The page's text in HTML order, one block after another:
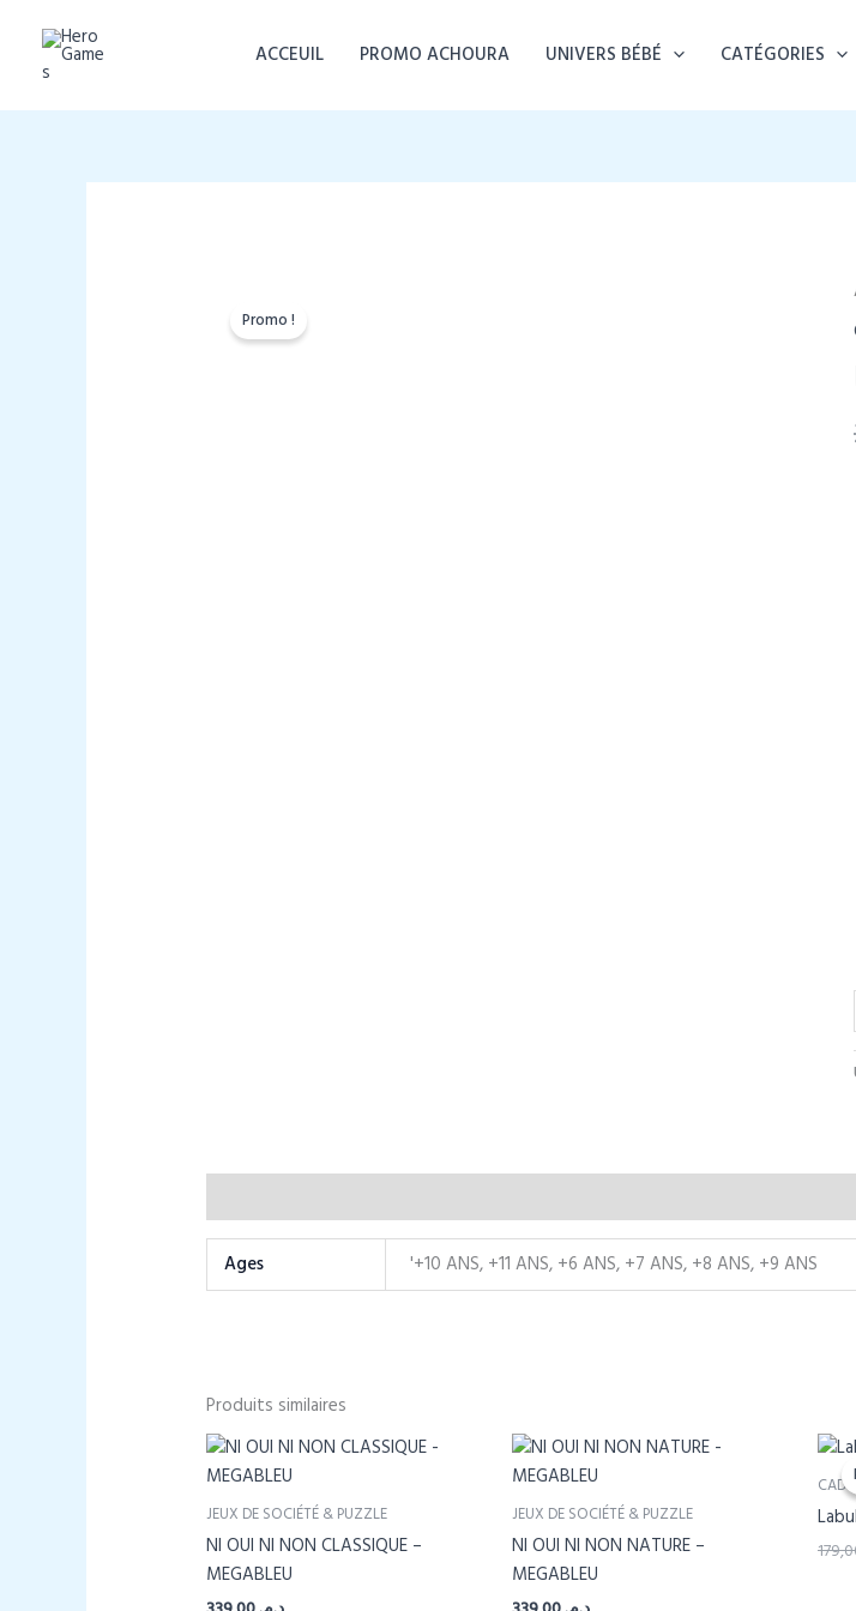
contenu
ACCEUIL PROMO ACHOURA UNIVERS BÉBÉ CATÉGORIES
Promo !
Ages '+10 ANS, +11 ANS, +6 ANS, +7 ANS, +8 ANS, +9 ANS
Produits similaires
JEUX DE SOCIÉTÉ & PUZZLE
NI OUI NI NON CLASSIQUE –
MEGABLEU
JEUX DE SOCIÉTÉ & PUZZLE
NI OUI NI NON NATURE –
MEGABLEU